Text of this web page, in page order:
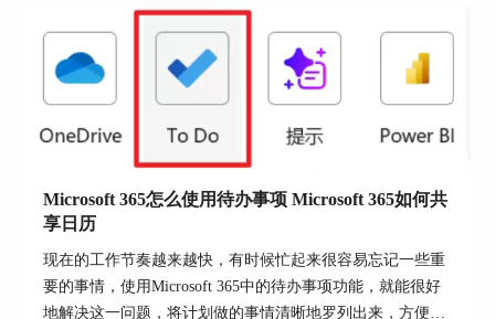
图片5：页边距形状设置
二、word添加页码怎么从第二页开始
Word默认的页码设置是从第一页开始的，但有时候
第一页是目录或者封面不需要页码，那么word添加
页码怎么从第二页开始显示页码编号为1呢，下面
就一起来看看怎么操作。
Microsoft 365怎么使用待办事项 Microsoft 365如何共
享日历
现在的工作节奏越来越快，有时候忙起来很容易忘记一些重
要的事情，使用Microsoft 365中的待办事项功能，就能很好
地解决这一问题，将计划做的事情清晰地罗列出来，方便随